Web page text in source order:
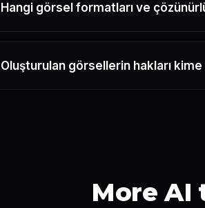
Hangi görsel formatları ve
Oluşturulan görsellerin hakları kime
More AI